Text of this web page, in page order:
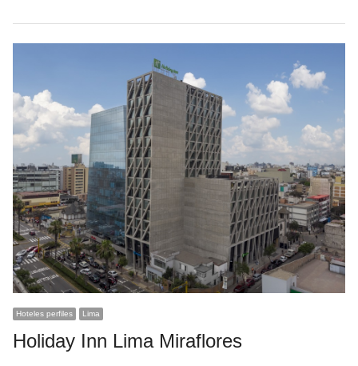
Hoteles perfiles Lima
Holiday Inn Lima Miraflores